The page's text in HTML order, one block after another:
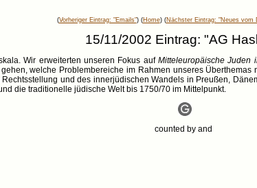
(Vorheriger Eintrag: "Emails") (Home) (Nächster Eintrag: "Neues vom
15/11/2002 Eintrag: "AG
Wir erweiterten unseren Fokus aufMitteleuropäische Juden
welche Problembereiche im Rahmen unseres
und des innerjüdischen Wandels in Preußen,
die traditionelle jüdische Welt bis 1750/70 im Mittelpunkt.
counted by and